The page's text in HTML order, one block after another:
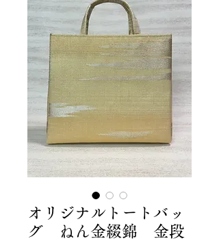
オリジナルトートバッ
グ ねん金綴錦 金段